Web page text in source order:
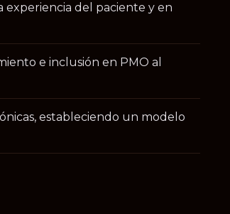
experiencia del paciente y en
e inclusión en PMO al
estableciendo un modelo